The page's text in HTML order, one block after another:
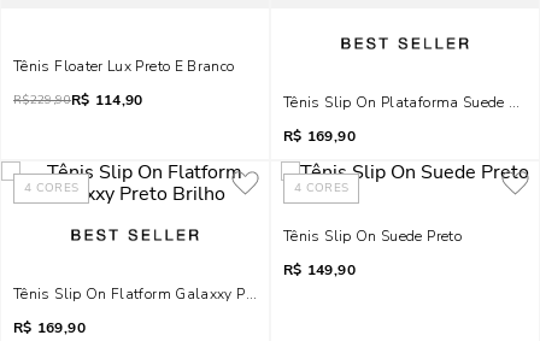
Tênis Floater Lux Preto E Branco
R$229,90R$ 114,90
Tênis Slip On Plataforma Suede
R$ 169,90
4 CORES
Tênis Slip On Flatform Galaxxy Preto Brilho
R$ 169,90
4 CORES
Tênis Slip On Suede Preto
R$ 149,90